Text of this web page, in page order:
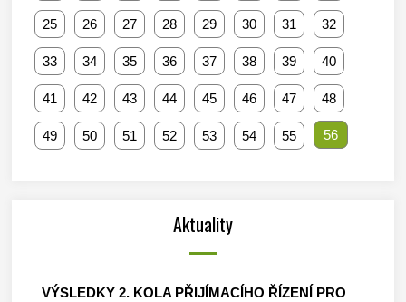
25 26 27 28 29 30 31 32
33 34 35 36 37 38 39 40
41 42 43 44 45 46 47 48
49 50 51 52 53 54 55 56
Aktuality
VÝSLEDKY 2. KOLA PŘIJÍMACÍHO ŘÍZENÍ PRO